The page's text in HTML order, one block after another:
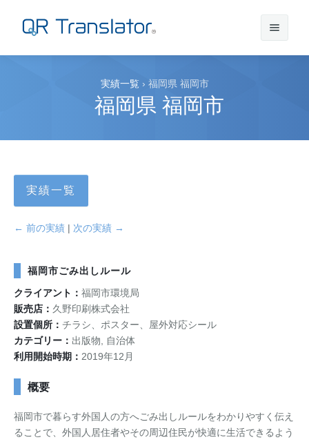
サインイン
QR Translatorについて
本番利用までの流れ
資料ダウンロード
インタビュー
プレスリリース
アップデート情報
サポート
マニュアル
お問い合わせ
English
実績一覧 › 福岡県 福岡市
福岡県 福岡市
実績一覧
← 前の実績 | 次の実績 →
福岡市ごみ出しルール
クライアント： 福岡市環境局
販売店： 久野印刷株式会社
設置個所： チラシ、ポスター、屋外対応シール
カテゴリー： 出版物, 自治体
利用開始時期： 2019年12月
概要
福岡市で暮らす外国人の方へごみ出しルールをわかりやすく伝え
ることで、外国人居住者やその周辺住民が快適に生活できるよう